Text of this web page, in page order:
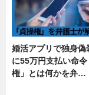
婚活アプリで独身偽
に55万円支払い命
権」とは何かを弁…